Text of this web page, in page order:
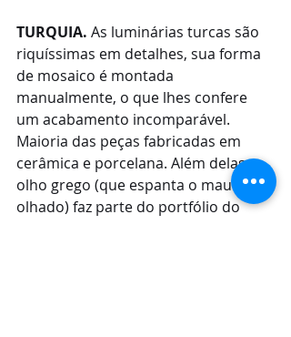
TURQUIA. As luminárias turcas são
riquíssimas em detalhes, sua forma
de mosaico é montada
manualmente, o que lhes confere
um acabamento incomparável.
Maioria das peças fabricadas em
cerâmica e porcelana. Além delas, o
olho grego (que espanta o mau
olhado) faz parte do portfólio do